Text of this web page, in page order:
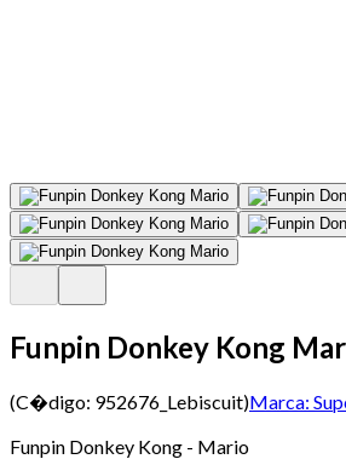
Funpin Donkey Kong
(C�digo: 952676_Lebiscuit)Marca:
Funpin Donkey Kong - Mario